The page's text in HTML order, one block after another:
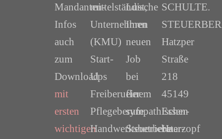
Mandanten-
Infos
auch
zum
Download
mit
ersten
wichtigen
mittelständische
Unternehmen
(KMU)
Start-
Ups
Freiberufler
Pflegeberufe
Handwerksbetriebe
Lust,
Ihren
neuen
Job
bei
einem
sympathischen
Steuerberater-
SCHULTE.
Hatzper
Straße
218
45149
Essen-
Haarzopf